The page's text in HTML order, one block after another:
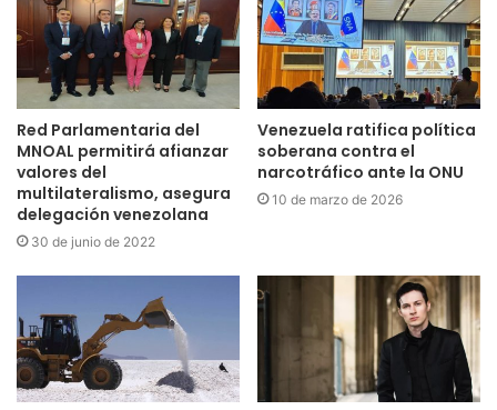
Red Parlamentaria del
MNOAL permitirá afianzar
valores del
multilateralismo, asegura
delegación venezolana
30 de junio de 2022
Venezuela ratifica política
soberana contra el
narcotráfico ante la ONU ‎
10 de marzo de 2026